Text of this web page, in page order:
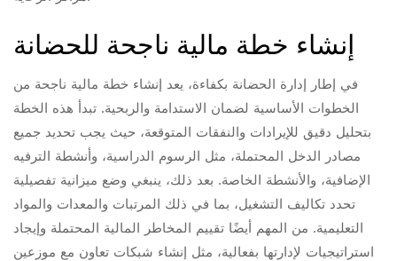
إنشاء خطة مالية ناجحة للحضانة
في إطار إدارة الحضانة بكفاءة، يعد إنشاء خطة مالية ناجحة من
الخطوات الأساسية لضمان الاستدامة والربحية. تبدأ هذه الخطة
بتحليل دقيق للإيرادات والنفقات المتوقعة، حيث يجب تحديد جميع
مصادر الدخل المحتملة، مثل الرسوم الدراسية، وأنشطة الترفيه
الإضافية، والأنشطة الخاصة. بعد ذلك، ينبغي وضع ميزانية تفصيلية
تحدد تكاليف التشغيل، بما في ذلك المرتبات والمعدات والمواد
التعليمية. من المهم أيضًا تقييم المخاطر المالية المحتملة وإيجاد
استراتيجيات لإدارتها بفعالية، مثل إنشاء شبكات تعاون مع موزعين